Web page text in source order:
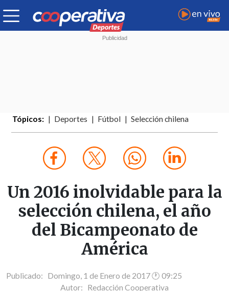
Tópicos: Deportes Fútbol Selección chilena
Un 2016 inolvidable para la
selección chilena, el año
del Bicampeonato de
América
Publicado: Domingo, 1 de Enero de 2017 🕐 09:25
Autor: Redacción Cooperativa